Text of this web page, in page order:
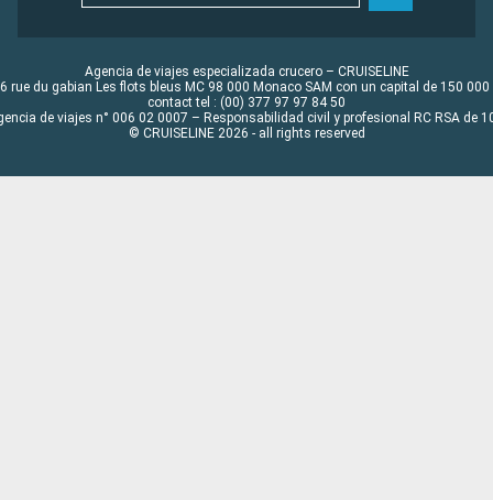
Agencia de viajes especializada crucero – CRUISELINE
rue du gabian Les flots bleus MC 98 000 Monaco SAM con un capital de 150 000
contact tel : (00) 377 97 97 84 50
de viajes n° 006 02 0007 – Responsabilidad civil y profesional RC RSA de
© CRUISELINE 2026 - all rights reserved